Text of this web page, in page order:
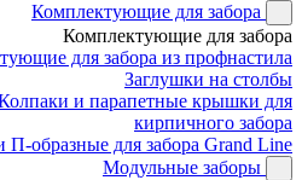
Комплектующие для забора
Комплектующие для забора
для забора из профнастила
Заглушки на столбы
и парапетные крышки для
кирпичного забора
П-образные для забора Grand Line
Модульные заборы